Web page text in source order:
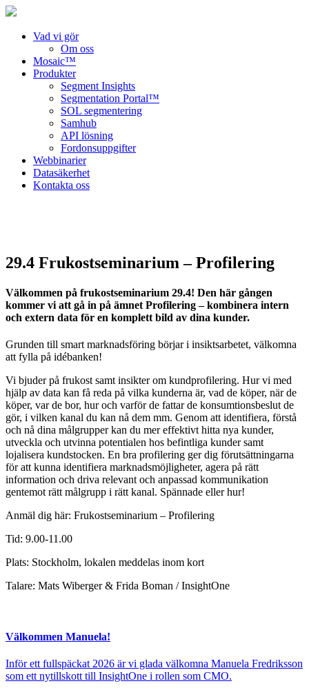
Vad vi gör
Om oss
Mosaic™
Produkter
Segment Insights
Segmentation Portal™
SOL segmentering
Samhub
API lösning
Fordonsuppgifter
Webbinarier
Datasäkerhet
Kontakta oss
29.4 Frukostseminarium – Profilering
Välkommen på frukostseminarium 29.4! Den här gången
kommer vi att gå in på ämnet Profilering – kombinera intern
och extern data för en komplett bild av dina kunder.
Grunden till smart marknadsföring börjar i insiktsarbetet, välkomna
att fylla på idébanken!
Vi bjuder på frukost samt insikter om kundprofilering. Hur vi med
hjälp av data kan få reda på vilka kunderna är, vad de köper, när de
köper, var de bor, hur och varför de fattar de konsumtionsbeslut de
gör, i vilken kanal du kan nå dem mm. Genom att identifiera, förstå
och nå dina målgrupper kan du mer effektivt hitta nya kunder,
utveckla och utvinna potentialen hos befintliga kunder samt
lojalisera kundstocken. En bra profilering ger dig förutsättningarna
för att kunna identifiera marknadsmöjligheter, agera på rätt
information och driva relevant och anpassad kommunikation
gentemot rätt målgrupp i rätt kanal. Spännade eller hur!
Anmäl dig här: Frukostseminarium – Profilering
Tid: 9.00-11.00
Plats: Stockholm, lokalen meddelas inom kort
Talare: Mats Wiberger & Frida Boman / InsightOne
Välkommen Manuela!
Inför ett fullspäckat 2026 är vi glada välkomna Manuela Fredriksson
som ett nytillskott till InsightOne i rollen som CMO.